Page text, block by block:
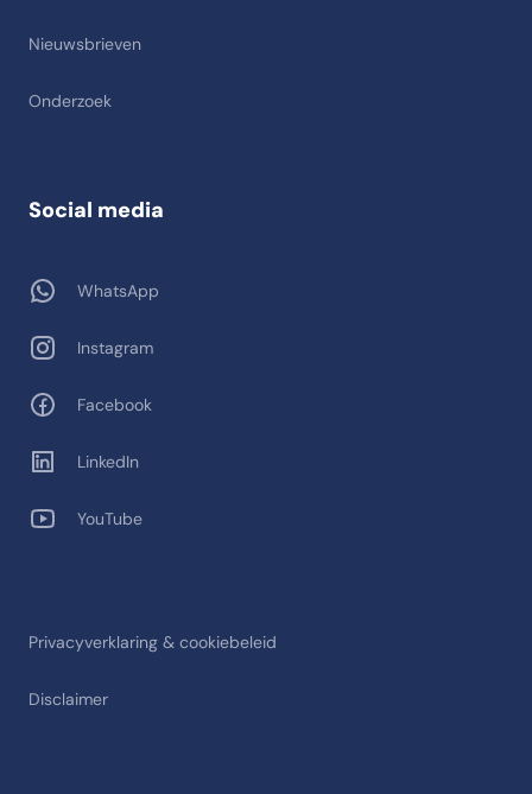
Nieuwsbrieven
Onderzoek
Privacyverklaring & cookiebeleid
Disclaimer
Social media
WhatsApp
Instagram
Facebook
LinkedIn
YouTube